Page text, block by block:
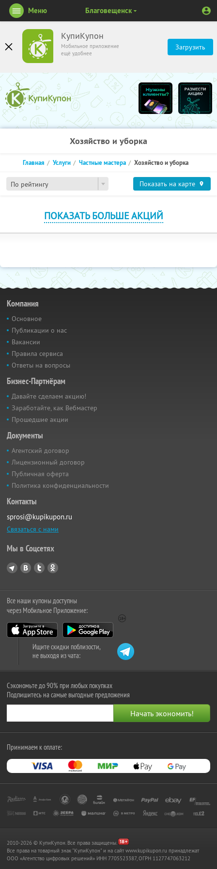
КупиКупон
Мобильное приложение
ещё удобнее
Загрузить
Меню Благовещенск
Хозяйство и уборка
По рейтингу
Главная Услуги Частные мастера Хозяйство и уборка
Показать на карте
ПОКАЗАТЬ БОЛЬШЕ АКЦИЙ
Компания
Основное
Публикации о нас
Вакансии
Правила сервиса
Ответы на вопросы
Бизнес-Партнёрам
Давайте сделаем акцию!
Заработайте, как Вебмастер
Прошедшие акции
Документы
Агентский договор
Лицензионный договор
Публичная оферта
Политика конфиденциальности
Контакты
sprosi@kupikupon.ru
Связаться с нами
Мы в Соцсетях
Все наши купоны доступны
через Мобильное Приложение:
Ищите скидки поблизости,
не выходя из чата:
Сэкономьте до 90% при любых покупках
Подпишитесь на самые выгодные предложения
Принимаем к оплате:
2010-2026 © КупиКупон. Все права защищены.
Все права на товарный знак "КупиКупон" и на сайт www.kupikupon.ru принадлежат
OOO «Агентство цифровых решений» ИНН 7705523387, ОГРН 1127747063212